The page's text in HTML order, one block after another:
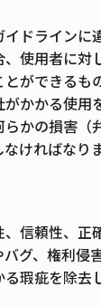
ドラインに
使用者に対
ができるも
かかる使用
かの損害（
ければなり
信頼性、正
グ、権利侵
瑕疵を除去